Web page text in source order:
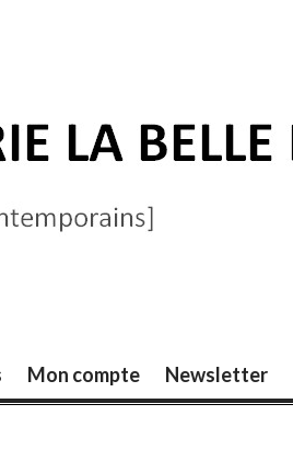
Mon compte Newsletter